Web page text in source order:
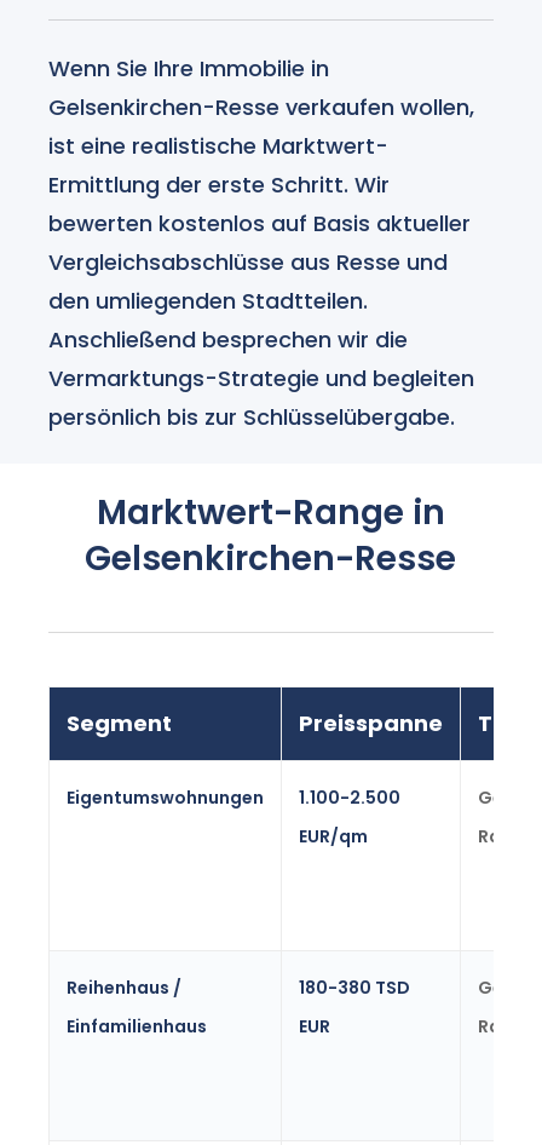
Wenn Sie Ihre Immobilie in
Gelsenkirchen-Resse verkaufen wollen,
ist eine realistische Marktwert-
Ermittlung der erste Schritt. Wir
bewerten kostenlos auf Basis aktueller
Vergleichsabschlüsse aus Resse und
den umliegenden Stadtteilen.
Anschließend besprechen wir die
Vermarktungs-Strategie und begleiten
persönlich bis zur Schlüsselübergabe.
Marktwert-Range in
Gelsenkirchen-Resse
Segment Preisspanne
Eigentumswohnungen
1.100-2.500
EUR/qm
Range
Reihenhaus /
Einfamilienhaus
180-380 TSD
EUR
Range